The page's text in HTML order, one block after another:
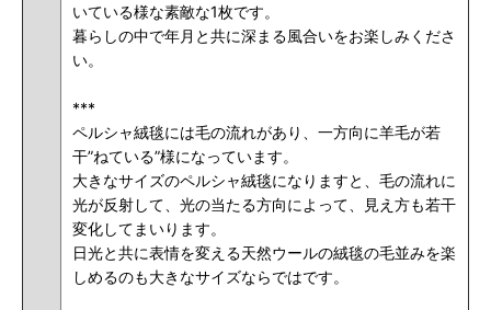
いている様な素敵な1枚です。
暮らしの中で年月と共に深まる風合いをお楽しみくださ
い。
***
ペルシャ絨毯には毛の流れがあり、一方向に羊毛が若
干”ねている”様になっています。
大きなサイズのペルシャ絨毯になりますと、毛の流れに
光が反射して、光の当たる方向によって、見え方も若干
変化してまいります。
日光と共に表情を変える天然ウールの絨毯の毛並みを楽
しめるのも大きなサイズならではです。